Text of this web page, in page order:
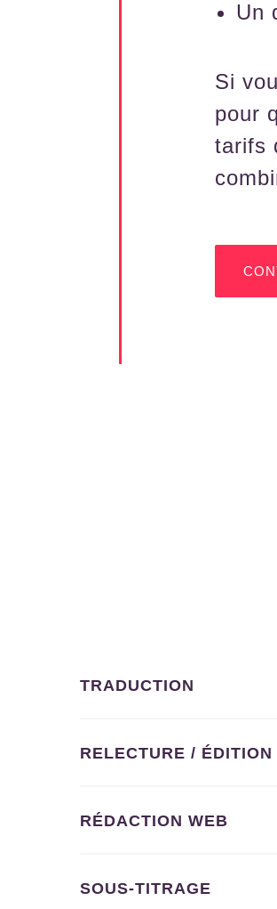
Un
Si
pour
tarifs
TRADUCTION
RELECTURE / ÉDITION
RÉDACTION WEB
SOUS-TITRAGE